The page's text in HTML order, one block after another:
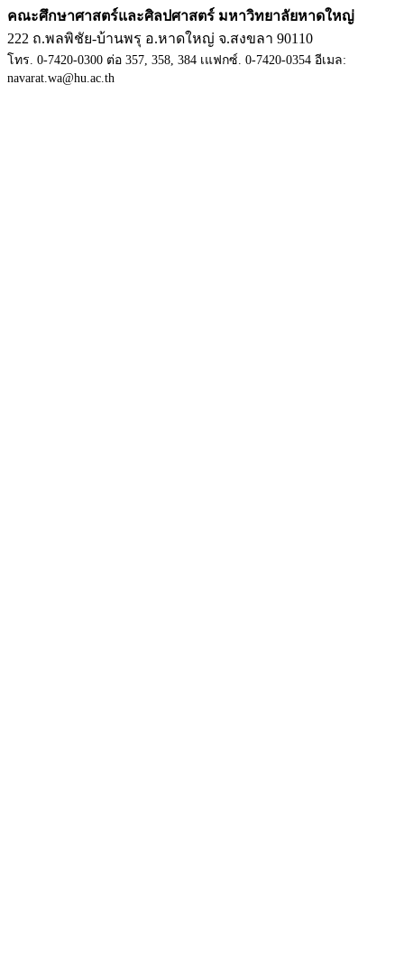
คณะศึกษาศาสตร์และศิลปศาสตร์ มหาวิทยาลัยหาดใหญ่
222 ถ.พลพิชัย-บ้านพรุ อ.หาดใหญ่ จ.สงขลา 90110
โทร. 0-7420-0300 ต่อ 357, 358, 384 เแฟกซ์. 0-7420-0354 อีเมล:
navarat.wa@hu.ac.th